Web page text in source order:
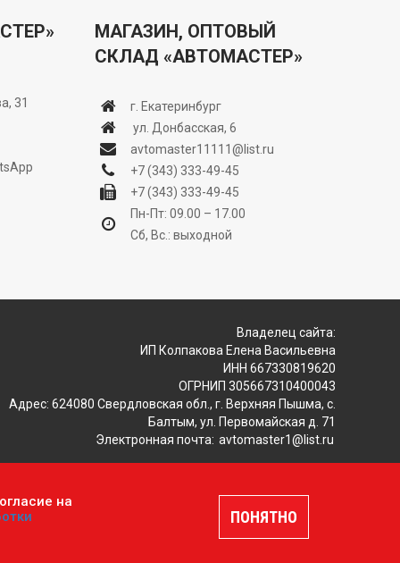
31
МАГАЗИН, ОПТОВЫЙ
СКЛАД «АВТОМАСТЕР»
г. Екатеринбург
ул. Донбасская, 6
avtomaster11111@list.ru
+7 (343) 333-49-45
+7 (343) 333-49-45
Пн-Пт: 09.00 – 17.00
Сб, Вс.: выходной
Владелец сайта:
ИП Колпакова Елена Васильевна
ИНН 667330819620
ОГРНИП 305667310400043
Адрес: 624080 Свердловская обл., г. Верхняя Пышма, с.
Балтым, ул. Первомайская д. 71
Электронная почта: avtomaster1@list.ru
публичной офертой, определяемой положениями
на
ПОНЯТНО